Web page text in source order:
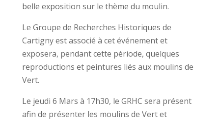
belle exposition sur le thème du moulin.
Le Groupe de Recherches Historiques de
Cartigny est associé à cet événement et
exposera, pendant cette période, quelques
reproductions et peintures liés aux moulins de
Vert.
Le jeudi 6 Mars à 17h30, le GRHC sera présent
afin de présenter les moulins de Vert et